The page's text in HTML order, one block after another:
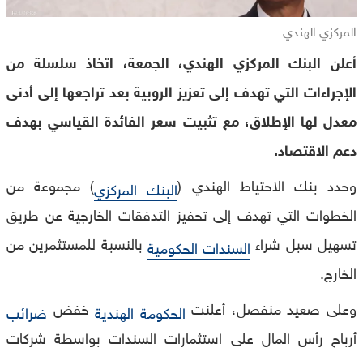
المركزي الهندي
أعلن البنك المركزي الهندي، الجمعة، اتخاذ سلسلة من
الإجراءات التي تهدف إلى تعزيز الروبية بعد تراجعها إلى أدنى
معدل لها الإطلاق، مع تثبيت سعر الفائدة القياسي بهدف
دعم الاقتصاد.
وحدد بنك الاحتياط الهندي (البنك المركزي) مجموعة من
الخطوات التي تهدف إلى تحفيز التدفقات الخارجية عن طريق
تسهيل سبل شراء السندات الحكومية بالنسبة للمستثمرين من
الخارج.
وعلى صعيد منفصل، أعلنت الحكومة الهنديةخفض ضرائب
أرباح رأس المال على استثمارات السندات بواسطة شركات